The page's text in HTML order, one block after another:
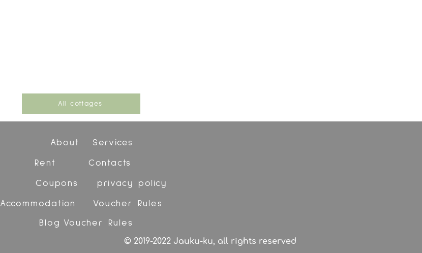
All cottages
About Services
Rent Contacts
privacy policy
Coupons
Voucher Rules
Accommodation
Blog Voucher Rules
© 2019-2022 Jauku-ku, all rights reserved